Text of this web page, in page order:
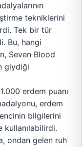
tekniklerini
Tek bir tür
Bu, hangi
Seven Blood
giydiği
erdem puanı
erdem
bilgilerini
kullanılabilirdi.
ondan gelen ruh